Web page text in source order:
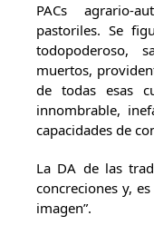
PACs agrario-
pastoriles. Se
todopoderoso,
muertos,
de todas esas
innombrable,
capacidades de
La DA de las
concreciones y,
imagen”.